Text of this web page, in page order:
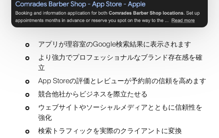
アプリが理容室のGoogle検索結果に表示されます
より強力でプロフェッショナルなブランド存在感を確
立
App Storeの評価とレビューが予約前の信頼を高めます
競合他社からビジネスを際立たせる
ウェブサイトやソーシャルメディアとともに信頼性を
強化
検索トラフィックを実際のクライアントに変換